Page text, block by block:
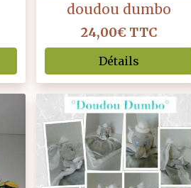
doudou dumbo
24,00€ TTC
Détails